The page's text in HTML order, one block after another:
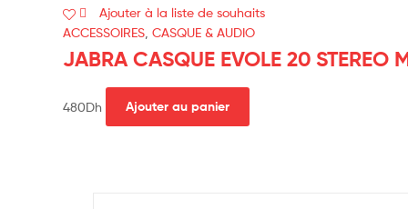
Ajouter à la liste de souhaits
ACCESSOIRES CASQUE & AUDIO
JABRA CASQUE EVOLE 20 STEREO
480Dh Ajouter au panier